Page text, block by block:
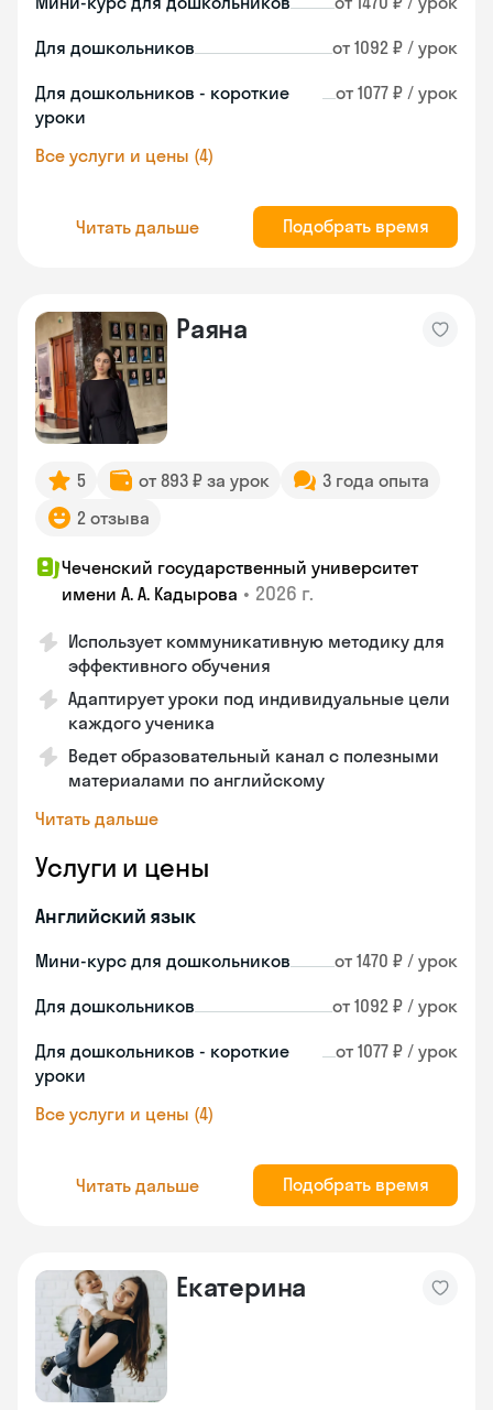
Для дошкольников от 1092 ₽ / урок
Для дошкольников - короткие
уроки
от 1077 ₽ / урок
Все услуги и цены (4)
Читать дальше Подобрать время
Раяна
5 от 893 ₽ за урок
3 года опыта
2 отзыва
Чеченский государственный университет
имени А. А. Кадырова • 2026 г.
Использует коммуникативную методику для
эффективного обучения
Адаптирует уроки под индивидуальные цели
каждого ученика
Ведет образовательный канал с полезными
материалами по английскому
Читать дальше
Услуги и цены
Английский язык
Мини-курс для дошкольников от 1470 ₽ / урок
Для дошкольников от 1092 ₽ / урок
Для дошкольников - короткие
уроки
от 1077 ₽ / урок
Все услуги и цены (4)
Читать дальше Подобрать время
Екатерина